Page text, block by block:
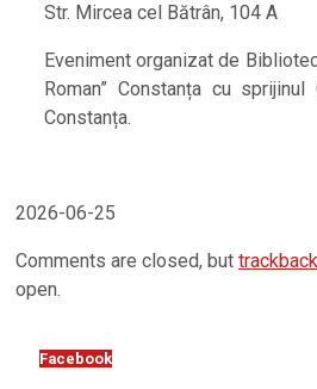
Str. Mircea cel Bătrân, 104 A
Eveniment organizat de
Roman” Constanța cu
Constanța.
2026-06-25
Comments are closed, but
open.
Facebook